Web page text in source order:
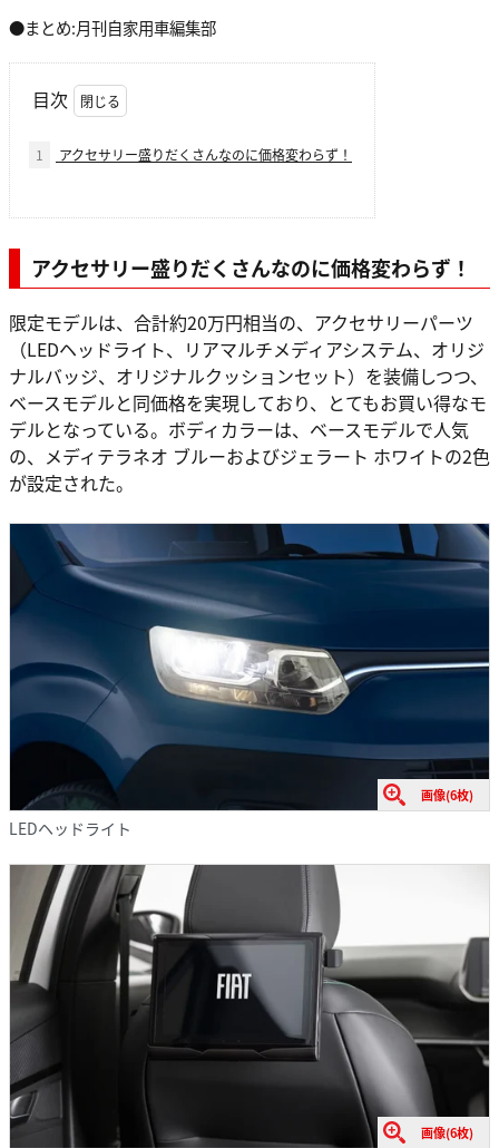
●まとめ:月刊自家用車編集部
目次
1 アクセサリー盛りだくさんなのに価格変わらず！
アクセサリー盛りだくさんなのに価格変わらず！
限定モデルは、合計約20万円相当の、アクセサリーパーツ
（LEDヘッドライト、リアマルチメディアシステム、オリジ
ナルバッジ、オリジナルクッションセット）を装備しつつ、
ベースモデルと同価格を実現しており、とてもお買い得なモ
デルとなっている。ボディカラーは、ベースモデルで人気
の、メディテラネオ ブルーおよびジェラート ホワイトの2色
が設定された。
画像(6枚)
LEDヘッドライト
画像(6枚)